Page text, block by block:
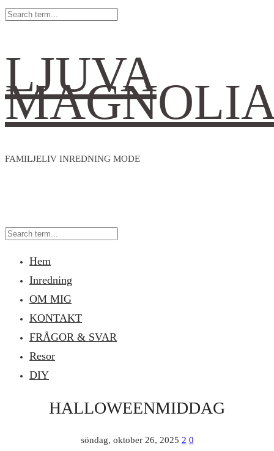
LJUVA
FAMILJELIV INREDNING MODE
Hem
Inredning
OM MIG
KONTAKT
FRÅGOR & SVAR
Resor
DIY
HALLOWEENMIDDAG
söndag, oktober 26, 2025 2 0